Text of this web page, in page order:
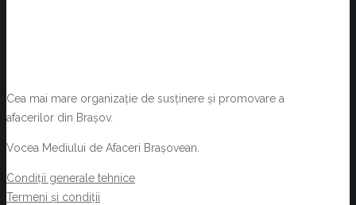
Cea mai mare organizație de susținere și promovare a
afacerilor din Brașov.
Vocea Mediului de Afaceri Brașovean.
Condiții generale tehnice
Termeni și condiții